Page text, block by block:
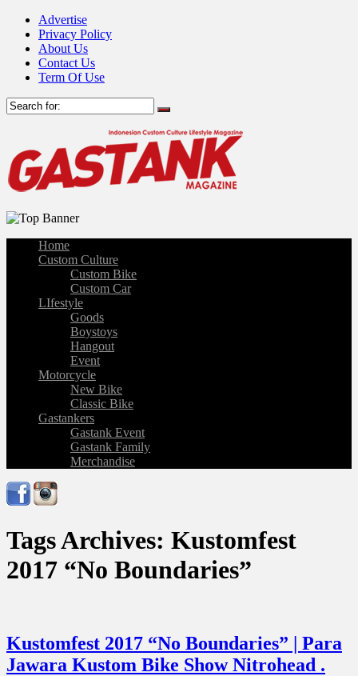
Advertise
Privacy Policy
About Us
Contact Us
Term Of Use
Home
Custom Culture
Custom Bike
Custom Car
LIfestyle
Goods
Boystoys
Hangout
Event
Motorcycle
New Bike
Classic Bike
Gastankers
Gastank Event
Gastank Family
Merchandise
Tags Archives: Kustomfest
2017 “No Boundaries”
Kustomfest 2017 “No Boundaries” | Para
Jawara Kustom Bike Show Nitrohead .